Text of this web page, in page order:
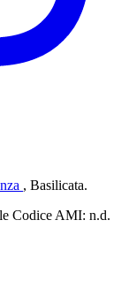
, Basilicata.
Codice AMI: n.d.